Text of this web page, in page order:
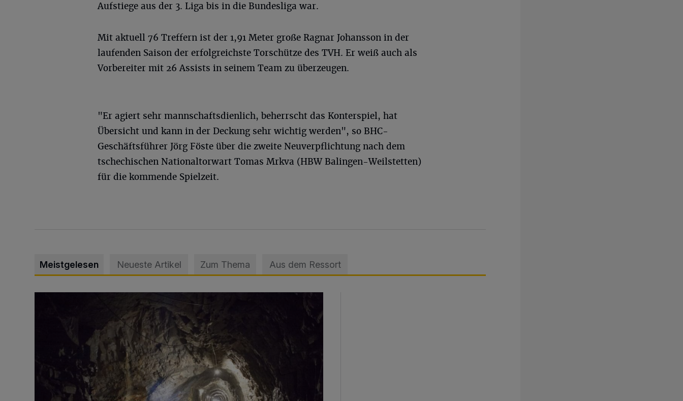
Aufstiege aus der 3. Liga bis in die Bundesliga war.
Mit aktuell 76 Treffern ist der 1,91 Meter große Ragnar Johansson in der
laufenden Saison der erfolgreichste Torschütze des TVH. Er weiß auch als
Vorbereiter mit 26 Assists in seinem Team zu überzeugen.
"Er agiert sehr mannschaftsdienlich, beherrscht das Konterspiel, hat
Übersicht und kann in der Deckung sehr wichtig werden", so BHC-
Geschäftsführer Jörg Föste über die zweite Neuverpflichtung nach dem
tschechischen Nationaltorwart Tomas Mrkva (HBW Balingen-Weilstetten)
für die kommende Spielzeit.
Meistgelesen Neueste Artikel Zum Thema Aus dem Ressort